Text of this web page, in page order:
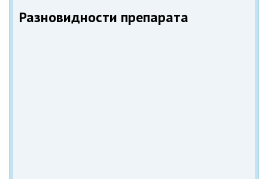
Разновидности препарата